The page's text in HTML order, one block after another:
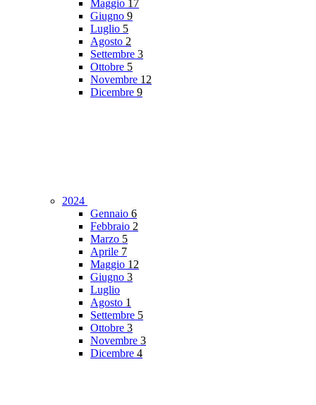
Maggio 17
Giugno 9
Luglio 5
Agosto 2
Settembre 3
Ottobre 5
Novembre 12
Dicembre 9
2024
Gennaio 6
Febbraio 2
Marzo 5
Aprile 7
Maggio 12
Giugno 3
Luglio
Agosto 1
Settembre 5
Ottobre 3
Novembre 3
Dicembre 4